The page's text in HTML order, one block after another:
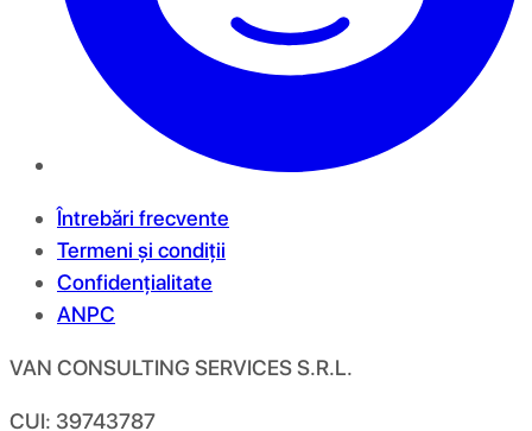
Întrebări frecvente
Termeni și condiții
Confidențialitate
ANPC
VAN CONSULTING SERVICES S.R.L.
CUI: 39743787